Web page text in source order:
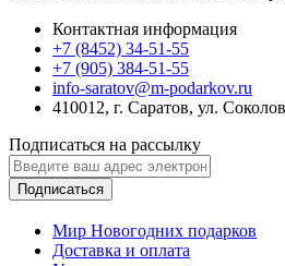
Контактная информация
+7 (8452) 34-51-55
+7 (905) 384-51-55
info-saratov@m-podarkov.ru
410012, г. Саратов, ул.
Подписаться на рассылку
Подписаться
Мир Новогодних подарков
Доставка и оплата